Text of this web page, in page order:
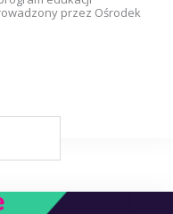
przez Ośrodek